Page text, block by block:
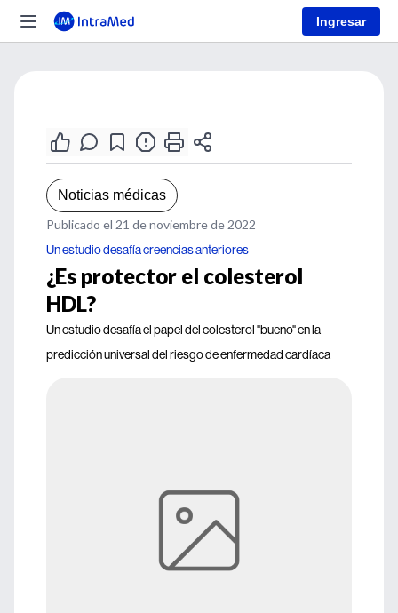
Ingresar
Noticias médicas
Publicado el 21 de noviembre de 2022
Un estudio desafía creencias anteriores
¿Es protector el colesterol
HDL?
Un estudio desafía el papel del colesterol "bueno" en la
predicción universal del riesgo de enfermedad cardíaca